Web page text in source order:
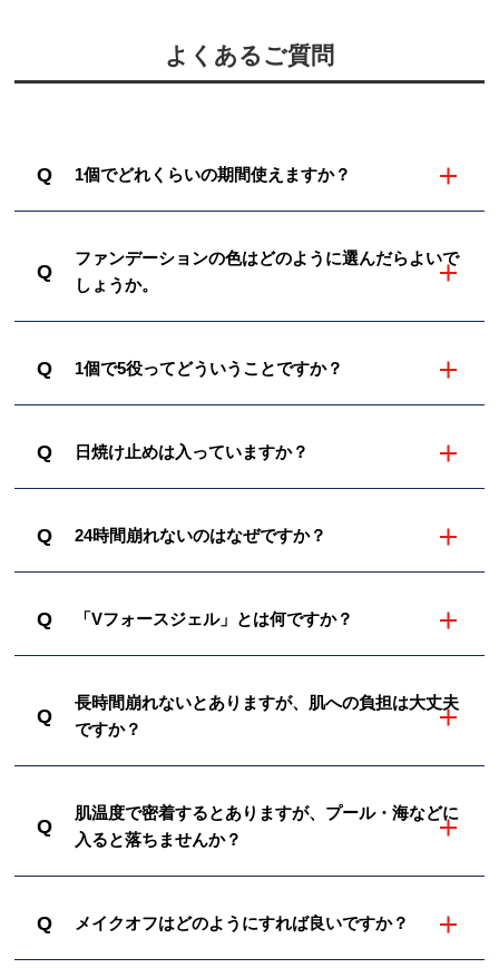
よくあるご質問
Q 1個でどれくらいの期間使えますか？
Q
ファンデーションの色はどのように選んだらよいで
しょうか。
Q 1個で5役ってどういうことですか？
Q 日焼け止めは入っていますか？
Q 24時間崩れないのはなぜですか？
Q 「Vフォースジェル」とは何ですか？
Q
長時間崩れないとありますが、肌への負担は大丈夫
ですか？
Q
肌温度で密着するとありますが、プール・海などに
入ると落ちませんか？
Q メイクオフはどのようにすれば良いですか？